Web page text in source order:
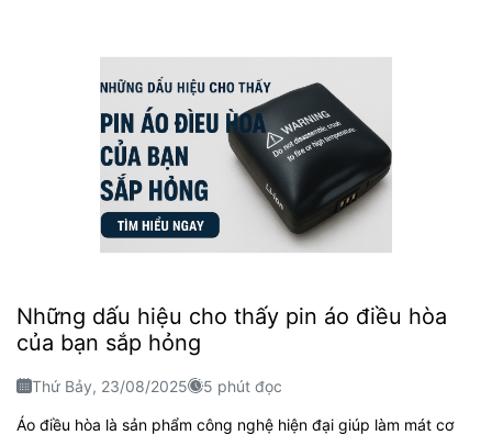
Những dấu hiệu cho thấy pin áo điều hòa
của bạn sắp hỏng
Thứ Bảy, 23/08/2025 5 phút đọc
Áo điều hòa là sản phẩm công nghệ hiện đại giúp làm mát cơ